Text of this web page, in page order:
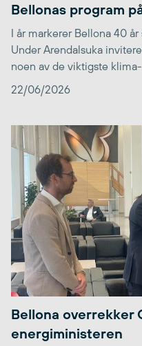
Bellonas program
I år markerer Bellona 40
Under Arendalsuka
noen av de viktigste klima-
22/06/2026
Bellona overrekker
energiministeren